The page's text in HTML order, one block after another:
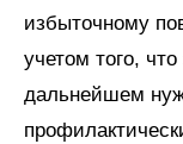
избыточному
учетом того,
дальнейшем